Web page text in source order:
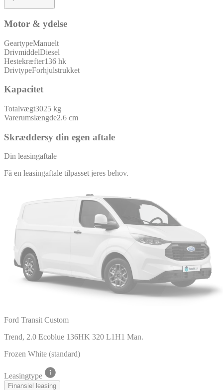
Motor & ydelse
GeartypeManuelt
DrivmiddelDiesel
Hestekræfter136 hk
DrivtypeForhjulstrukket
Kapacitet
Totalvægt3025 kg
Varerumslængde2.6 cm
Skræddersy din egen aftale
Din leasingaftale
Få en leasingaftale tilpasset jeres behov.
Ford Transit Custom
Trend, 2.0 Ecoblue 136HK 320 L1H1 Man.
Frozen White (standard)
Leasingtype
Finansiel leasing